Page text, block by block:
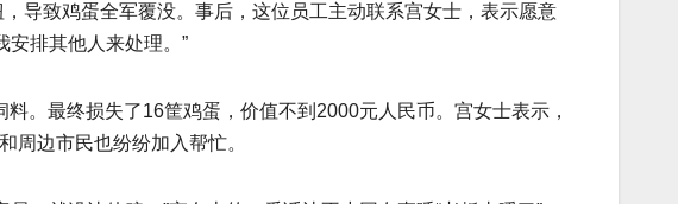
导致鸡蛋全军覆没。事后，这位员工主动联系宫女士，表示愿意
安排其他人来处理。”
。最终损失了16筐鸡蛋，价值不到2000元人民币。宫女士表示，
周边市民也纷纷加入帮忙。